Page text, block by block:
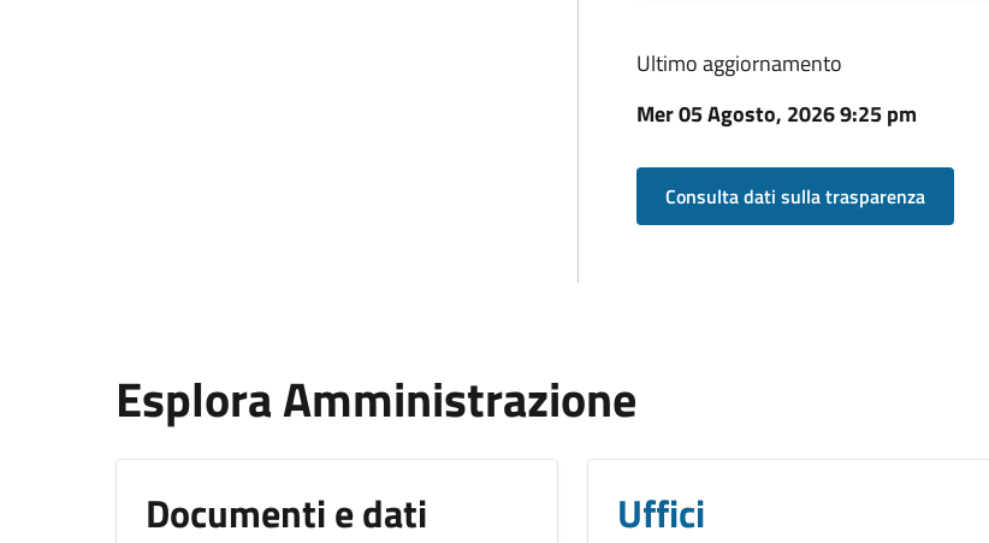
Ultimo aggiornamento
Mer 05 Agosto, 2026 9:25 pm
Consulta dati sulla trasparenza
Esplora Amministrazione
Documenti e dati Uffici